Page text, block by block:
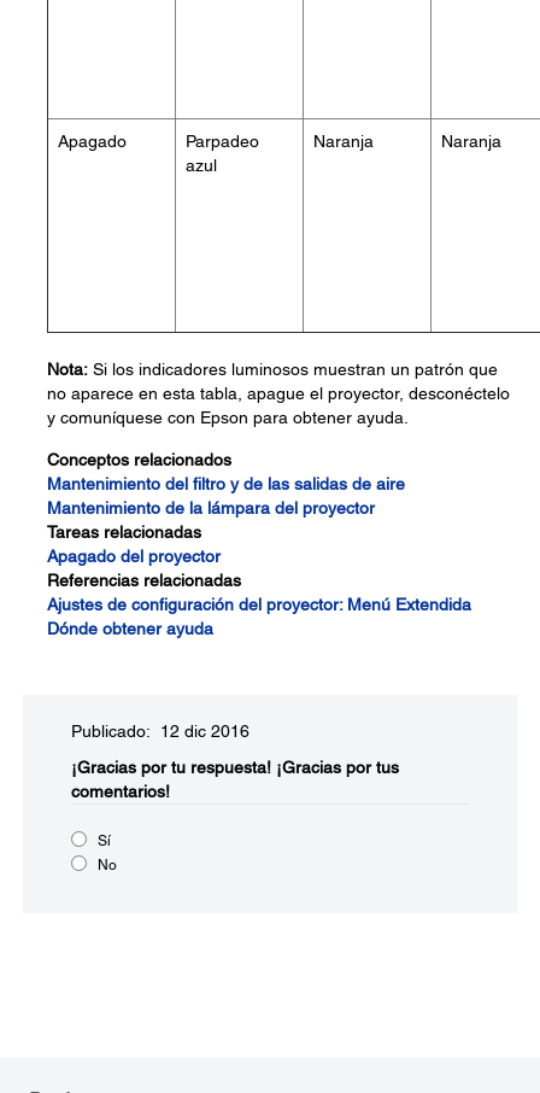
Apagado
Parpadeo
azul
Naranja Naranja
Nota: Si los indicadores luminosos muestran un patrón que
no aparece en esta tabla, apague el proyector, desconéctelo
y comuníquese con Epson para obtener ayuda.
Conceptos relacionados
Mantenimiento del filtro y de las salidas de aire
Mantenimiento de la lámpara del proyector
Tareas relacionadas
Apagado del proyector
Referencias relacionadas
Ajustes de configuración del proyector: Menú Extendida
Dónde obtener ayuda
Publicado: 12 dic 2016
¡Gracias por tu respuesta! ¡Gracias por tus
comentarios!
Sí
No